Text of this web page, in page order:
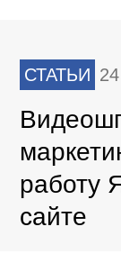
СТАТЬИ
работу
сайте